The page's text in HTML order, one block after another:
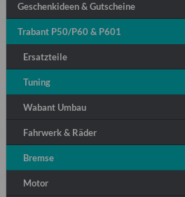
Geschenkideen & Gutscheine
Trabant P50/P60 & P601
Ersatzteile
Tuning
Wabant Umbau
Fahrwerk & Räder
Bremse
Motor